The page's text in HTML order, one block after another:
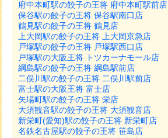
府中本町駅の餃子の王将 府中本町駅前店
保谷駅の餃子の王将 保谷駅南口店
鶴見駅の餃子の王将 鶴見店
上大岡駅の餃子の王将 上大岡京急店
戸塚駅の餃子の王将 戸塚駅西口店
戸塚駅の大阪王将 トツカーナモール店
綱島駅の餃子の王将 綱島駅前店
二俣川駅の餃子の王将 二俣川駅前店
富士駅の大阪王将 富士店
矢場町駅の餃子の王将 栄店
大須観音駅の餃子の王将 大須観音店
新栄町(愛知)駅の餃子の王将 新栄町店
名鉄名古屋駅の餃子の王将 笹島店